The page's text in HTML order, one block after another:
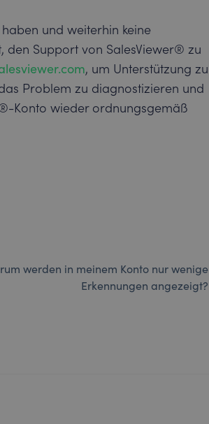
und weiterhin keine
den Support von SalesViewer® zu
, um Unterstützung zu
Problem zu diagnostizieren und
Konto wieder ordnungsgemäß
werden in meinem Konto nur wenige
Erkennungen angezeigt?